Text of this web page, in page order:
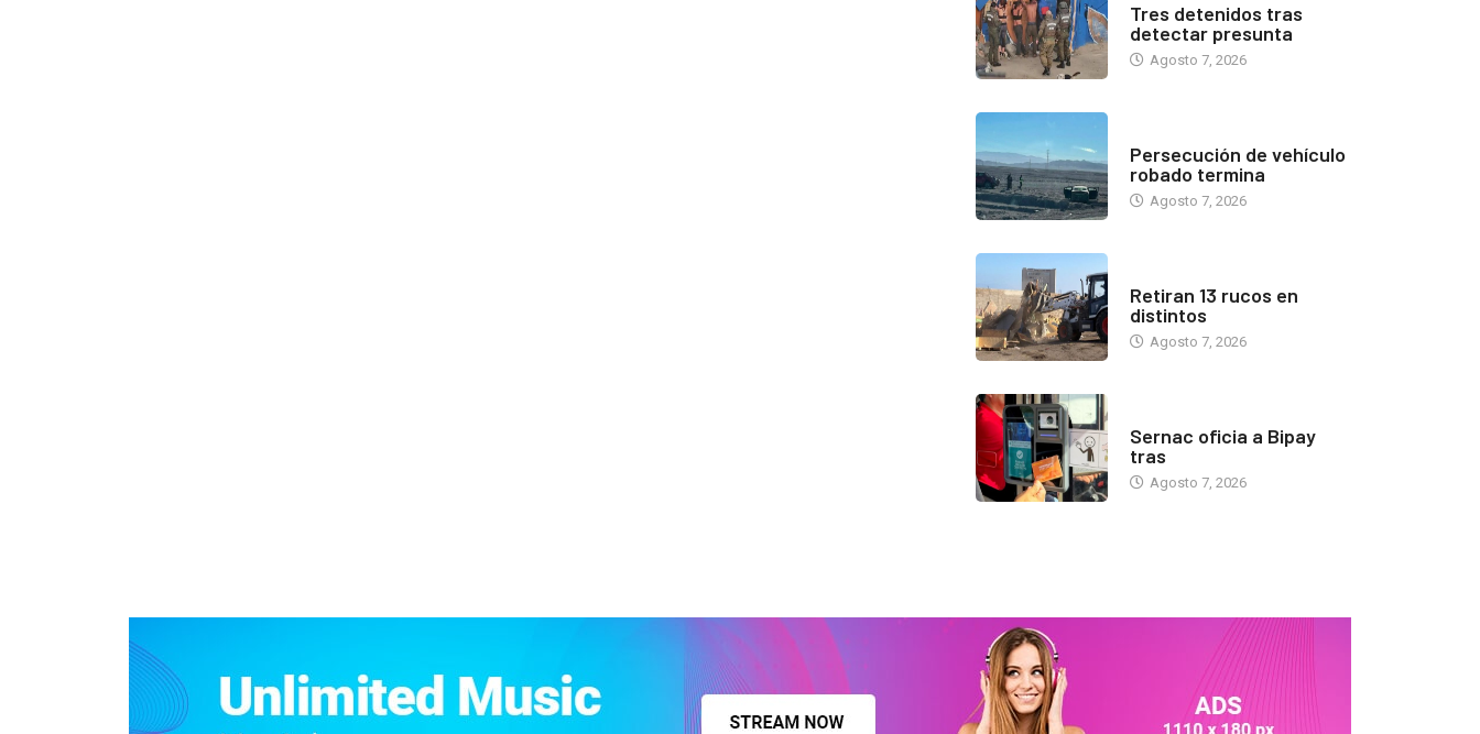
Tres detenidos tras
detectar presunta
Agosto 7, 2026
Persecución de vehículo
robado termina
Agosto 7, 2026
Retiran 13 rucos en
distintos
Agosto 7, 2026
Sernac oficia a Bipay
tras
Agosto 7, 2026